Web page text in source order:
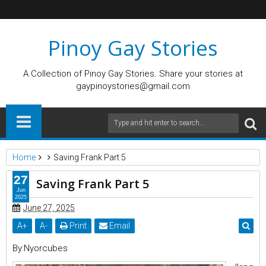
Pinoy Gay Stories
A Collection of Pinoy Gay Stories. Share your stories at
gaypinoystories@gmail.com
Home Saving Frank Part 5
Saving Frank Part 5
June 27, 2025
A+ A- Print Email
By:Nyorcubes
27
Jun
2025